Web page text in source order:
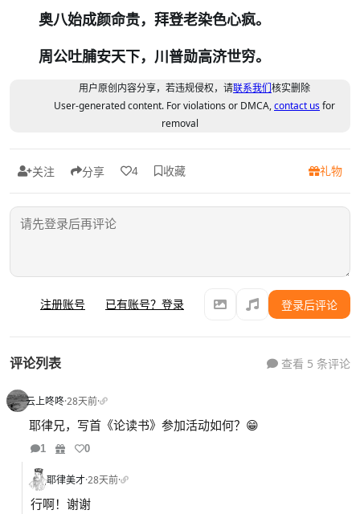
奥八始成颜命贵，拜登老染色心疯。
周公吐脯安天下，川普勋高济世穷。
用户原创内容分享，若违规侵权，请联系我们核实删除
User-generated content. For violations or DMCA,contact usfor
removal
关注 分享 4 收藏 礼物
注册账号 已有账号？登录 登录后评论
评论列表 查看 5 条评论
云上咚咚·28天前·
耶律兄，写首《论读书》参加活动如何？😁
1 0
耶律美才·28天前·
行啊！谢谢